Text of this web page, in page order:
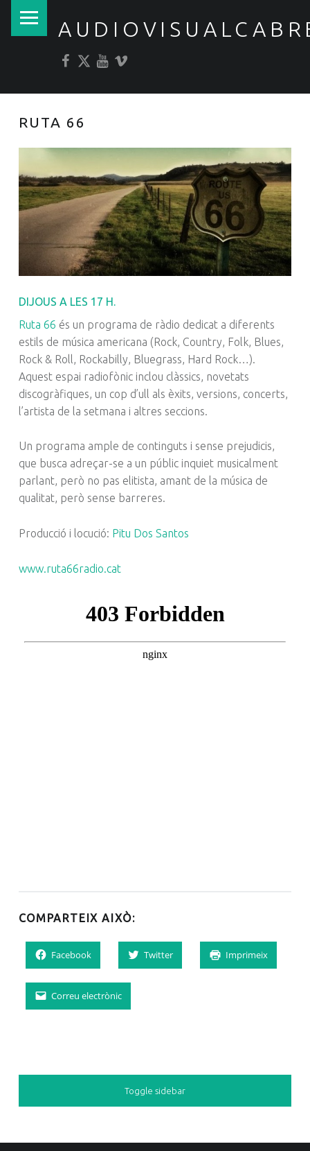
RUTA 66
DIJOUS A LES 17 H.
Ruta 66 és un programa de ràdio dedicat a diferents
estils de música americana (Rock, Country, Folk, Blues,
Rock & Roll, Rockabilly, Bluegrass, Hard Rock…).
Aquest espai radiofònic inclou clàssics, novetats
discogràfiques, un cop d’ull als èxits, versions, concerts,
l’artista de la setmana i altres seccions.
Un programa ample de continguts i sense prejudicis,
que busca adreçar-se a un públic inquiet musicalment
parlant, però no pas elitista, amant de la música de
qualitat, però sense barreres.
Producció i locució: Pitu Dos Santos
www.ruta66radio.cat
COMPARTEIX AIXÒ:
Facebook Twitter Imprimeix
Correu electrònic
SIDEBAR
Toggle sidebar